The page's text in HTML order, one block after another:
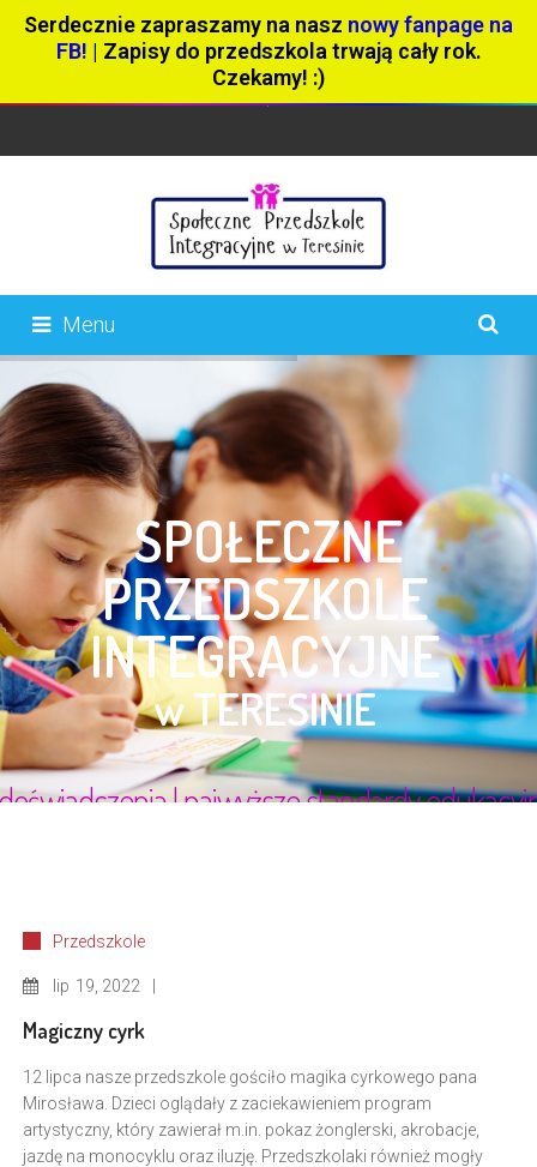
Serdecznie zapraszamy na nasz nowy fanpage na
FB! | Zapisy do przedszkola trwają cały rok.
Czekamy! :)
Menu
Przedszkole
lip 19, 2022
Magiczny cyrk
12 lipca nasze przedszkole gościło magika cyrkowego pana
Mirosława. Dzieci oglądały z zaciekawieniem program
artystyczny, który zawierał m.in. pokaz żonglerski, akrobacje,
jazdę na monocyklu oraz iluzję. Przedszkolaki również mogły